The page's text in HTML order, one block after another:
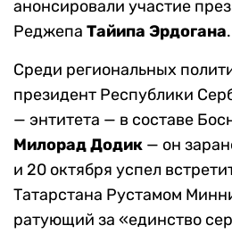
анонсировали участие
Реджепа Тайипа Эрдогана.
Среди региональных
президент Республики
— энтитета — в составе
Милорад Додик — он
и 20 октября успел
Татарстана Рустамом
ратующий за «единство